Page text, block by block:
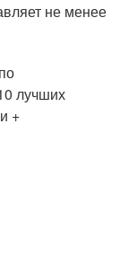
не менее